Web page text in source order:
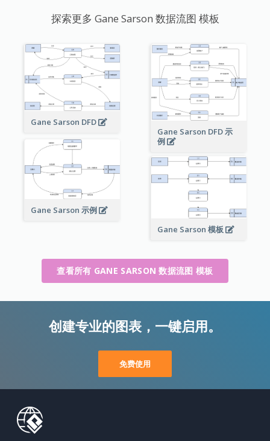
探索更多 Gane Sarson 数据流图 模板
Gane Sarson DFD
Gane Sarson DFD 示
例
Gane Sarson 示例
Gane Sarson 模板
查看所有 GANE SARSON 数据流图 模板
创建专业的图表，一键启用。
免费使用